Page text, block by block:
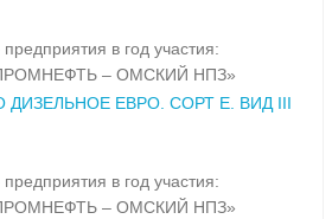
в год участия:
– ОМСКИЙ НПЗ»
ДИЗЕЛЬНОЕ ЕВРО. СОРТ Е. ВИД III
в год участия:
– ОМСКИЙ НПЗ»